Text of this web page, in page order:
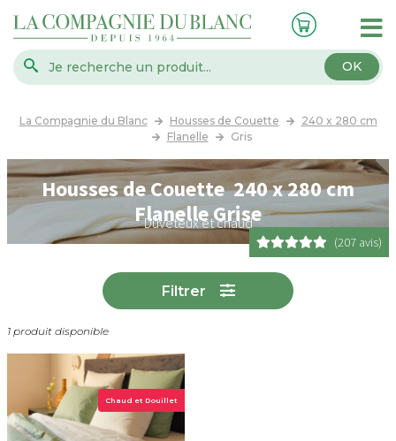
OK
La Compagnie du Blanc Housses de Couette
240 x 280 cm
Flanelle
Gris
Housses de Couette 240 x 280 cm
Flanelle Grise
Duveteux et chaud
(207 avis)
Filtrer
1 produit disponible
Chaud et Douillet